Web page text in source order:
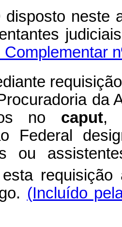
neste
da
no caput,
Federal
ou
(Incluído